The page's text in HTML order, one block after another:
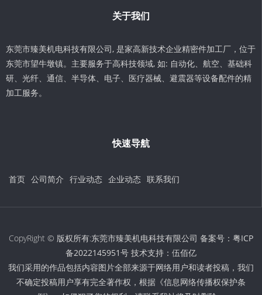
关于我们
东莞市臻美机电科技有限公司, 是家高新技术企业精密件加工厂，位于
东莞市望牛墩镇。主要服务于高科技领域, 如: 自动化、航空、基础科
研、光纤、通信、半导体、电子、医疗器械、避震器等设备配件的精
加工服务。
快速导航
首页 公司简介 行业动态 企业动态 联系我们
CopyRight © 版权所有:东莞市臻美机电科技有限公司 备案号： 粤ICP
备2022145951号 技术支持： 伍佰亿
我们采用的作品包括内容图片全部来源于网络用户和读者投稿，我们
不确定投稿用户享有完全著作权，根据《信息网络传播权保护条